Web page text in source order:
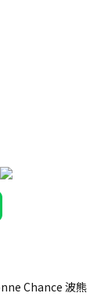
Chance 波熊